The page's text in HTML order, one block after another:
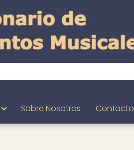
Sobre Nosotros Contacto